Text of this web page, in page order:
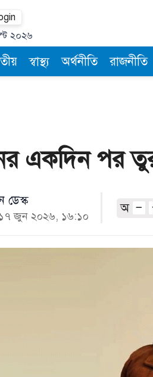
২০২৬
স্বাস্থ্য অর্থনীতি রাজনীতি
একদিন পর
ডেস্ক
১৭ জুন ২০২৬, ১৬:১০
অ